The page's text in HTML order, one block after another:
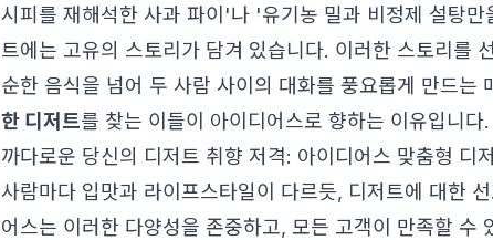
시피를 재해석한 사과 파이'나 '유기농 밀과 비정제 설탕
트에는 고유의 스토리가 담겨 있습니다. 이러한 스토리를
순한 음식을 넘어 두 사람 사이의 대화를 풍요롭게 만드는
한 디저트를 찾는 이들이 아이디어스로 향하는 이유입니다.
까다로운 당신의 디저트 취향 저격: 아이디어스 맞춤형 디
사람마다 입맛과 라이프스타일이 다르듯, 디저트에 대한
어스는 이러한 다양성을 존중하고, 모든 고객이 만족할 수